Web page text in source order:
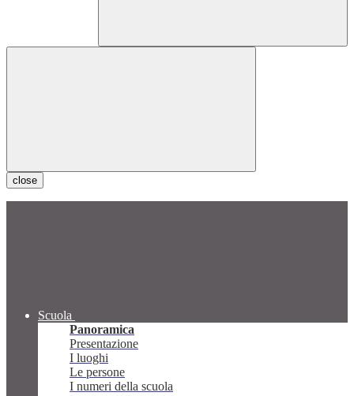
close
Scuola
Panoramica
Presentazione
I luoghi
Le persone
I numeri della scuola